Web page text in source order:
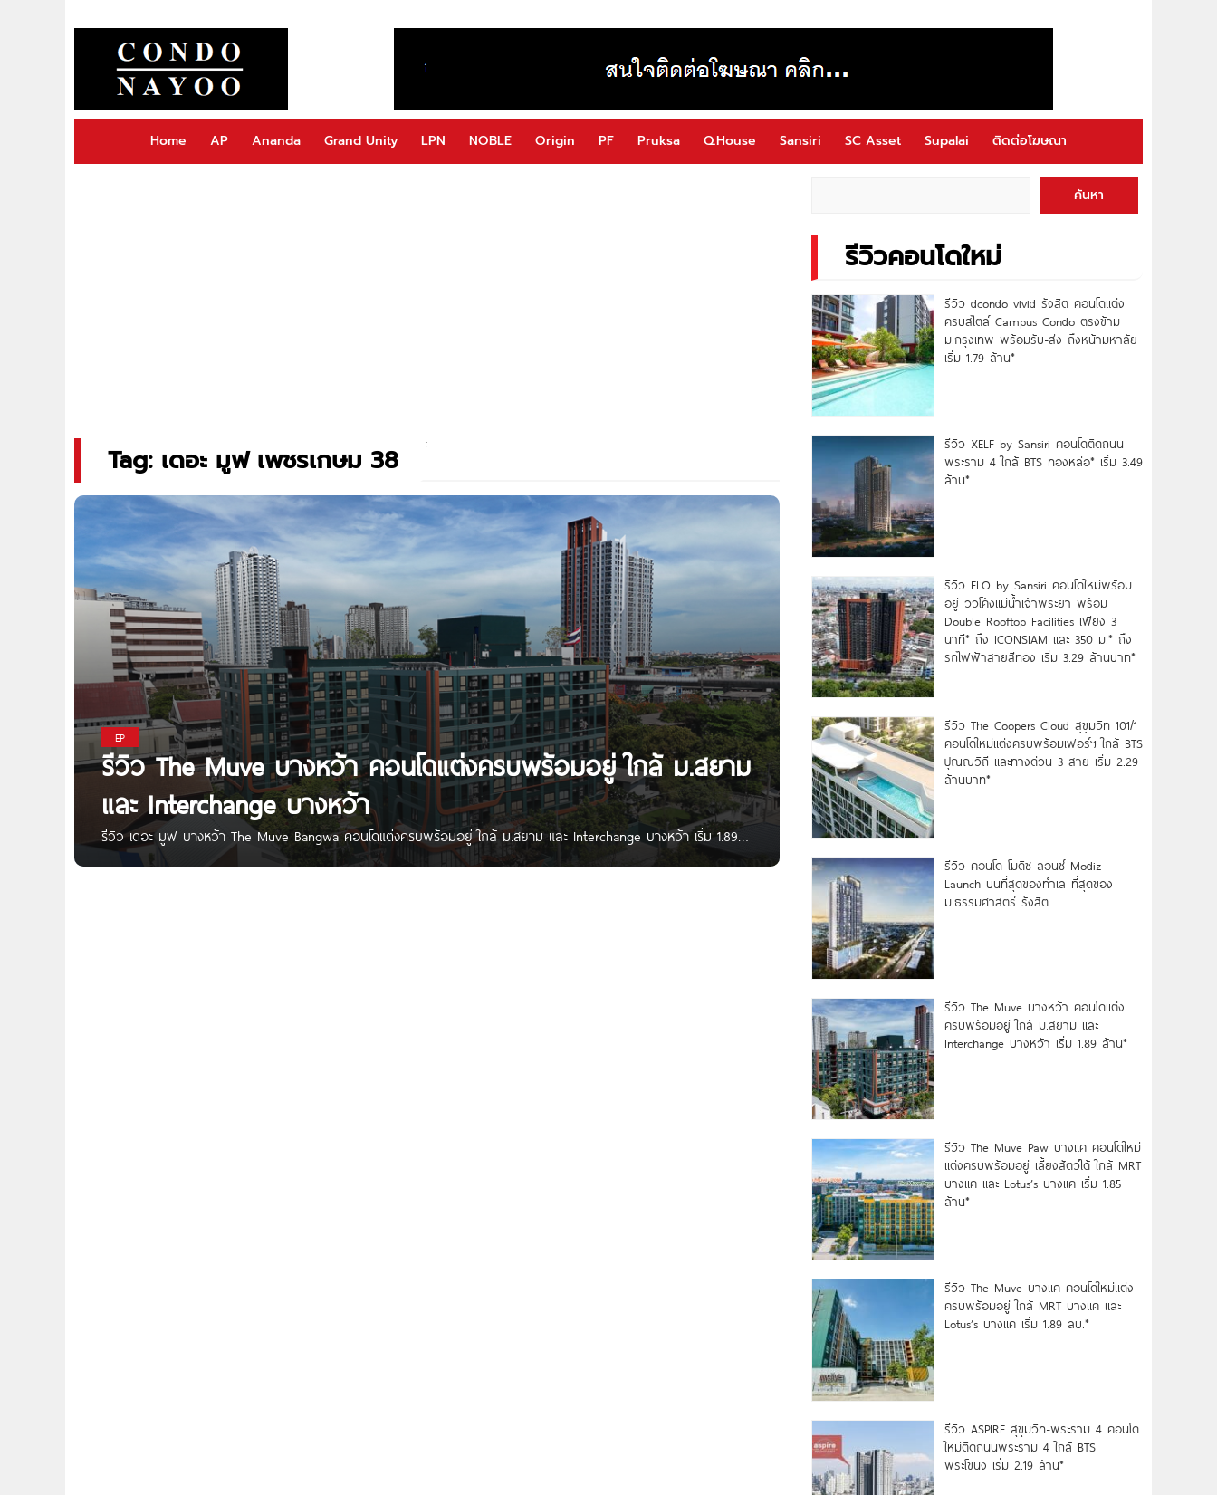
Home AP Ananda Grand Unity LPN NOBLE Origin PF Pruksa Q.House Sansiri SC Asset Supalai ติดต่อโฆษณา
Tag: เดอะ มูฟ เพชรเกษม 38
EP
รีวิว The Muve บางหว้า คอนโดแต่งครบพร้อมอยู่ ใกล้ ม.สยาม
และ Interchange บางหว้า
รีวิว เดอะ มูฟ บางหว้า The Muve Bangwa คอนโดแต่งครบพร้อมอยู่ ใกล้ ม.สยาม และ Interchange บางหว้า เริ่ม 1.89
ล้าน* Written by : Pure Thitapa สวัสดีค่ะ เพื่อน ๆ Condonayoo ทุกคน วันนี้เราจะพาไปชม ‘The Muve บางหว้า‘
ค้นหา
รีวิวคอนโดใหม่
รีวิว dcondo vivid รังสิต คอนโดแต่ง
ครบสไตล์ Campus Condo ตรงข้าม
ม.กรุงเทพ พร้อมรับ-ส่ง ถึงหน้ามหาลัย
เริ่ม 1.79 ล้าน*
รีวิว XELF by Sansiri คอนโดติดถนน
พระราม 4 ใกล้ BTS ทองหล่อ* เริ่ม 3.49
ล้าน*
รีวิว FLO by Sansiri คอนโดใหม่พร้อม
อยู่ วิวโค้งแม่น้ำเจ้าพระยา พร้อม
Double Rooftop Facilities เพียง 3
นาที* ถึง ICONSIAM และ 350 ม.* ถึง
รถไฟฟ้าสายสีทอง เริ่ม 3.29 ล้านบาท*
รีวิว The Coopers Cloud สุขุมวิท 101/1
คอนโดใหม่แต่งครบพร้อมเฟอร์ฯ ใกล้ BTS
ปุณณวิถี และทางด่วน 3 สาย เริ่ม 2.29
ล้านบาท*
รีวิว คอนโด โมดิซ ลอนซ์ Modiz
Launch บนที่สุดของทำเล ที่สุดของ
ม.ธรรมศาสตร์ รังสิต
รีวิว The Muve บางหว้า คอนโดแต่ง
ครบพร้อมอยู่ ใกล้ ม.สยาม และ
Interchange บางหว้า เริ่ม 1.89 ล้าน*
รีวิว The Muve Paw บางแค คอนโดใหม่
แต่งครบพร้อมอยู่ เลี้ยงสัตว์ได้ ใกล้ MRT
บางแค และ Lotus’s บางแค เริ่ม 1.85
ล้าน*
รีวิว The Muve บางแค คอนโดใหม่แต่ง
ครบพร้อมอยู่ ใกล้ MRT บางแค และ
Lotus’s บางแค เริ่ม 1.89 ลบ.*
รีวิว ASPIRE สุขุมวิท-พระราม 4 คอนโด
ใหม่ติดถนนพระราม 4 ใกล้ BTS
พระโขนง เริ่ม 2.19 ล้าน*